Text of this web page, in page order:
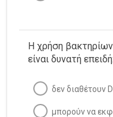
Η χρήση
είναι δυνατή επειδή:
δεν διαθέτουν
μπορούν να